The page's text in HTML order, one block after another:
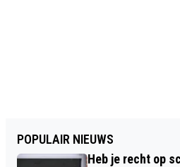
POPULAIR NIEUWS
Heb je recht op